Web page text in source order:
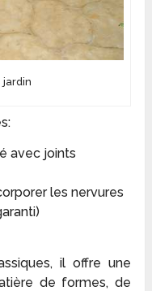
avec joints
les nervures
il offre une
de formes, de